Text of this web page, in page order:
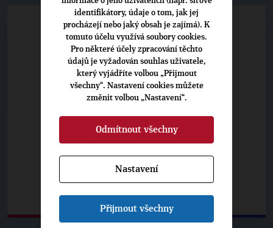
Krajský předseda TOP 09
Ing. Vít Steklý
vit.stekly@top09.cz
tel.: +420 721 942 193
identifikátory, údaje o tom, jak jej
procházejí nebo jaký obsah je zajímá). K
tomuto účelu využívá soubory cookies.
Pro některé účely zpracování těchto
údajů je vyžadován souhlas uživatele,
který vyjádříte volbou „Přijmout
všechny“. Nastavení cookies můžete
změnit volbou „Nastavení“.
Odmítnout všechny
Nastavení
Přijmout všechny